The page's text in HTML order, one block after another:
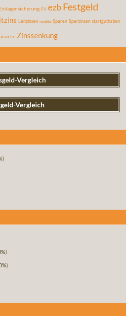
EU ezbFestgeld
Leitzinsen rendite Sparen Sparzinsen startguthaben
Zinssenkung
Vergleich
Vergleich